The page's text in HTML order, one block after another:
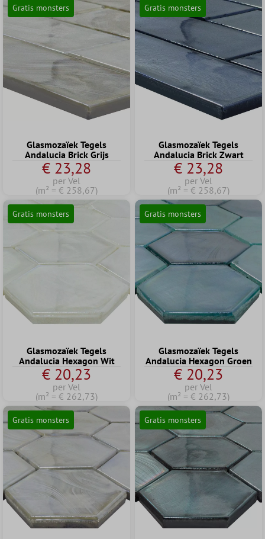
Gratis monsters
Glasmozaïek Tegels
Andalucia Brick Grijs
€ 23,28
per Vel
(m² = € 258,67)
Gratis monsters
Glasmozaïek Tegels
Andalucia Brick Zwart
€ 23,28
per Vel
(m² = € 258,67)
Gratis monsters
Glasmozaïek Tegels
Andalucia Hexagon Wit
€ 20,23
per Vel
(m² = € 262,73)
Gratis monsters
Glasmozaïek Tegels
Andalucia Hexagon Groen
€ 20,23
per Vel
(m² = € 262,73)
Gratis monsters Gratis monsters